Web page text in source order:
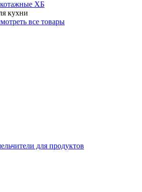
ХБ
кухни
все товары
для продуктов